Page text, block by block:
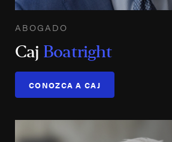
ABOGADO
Caj Boatright
CONOZCA A CAJ